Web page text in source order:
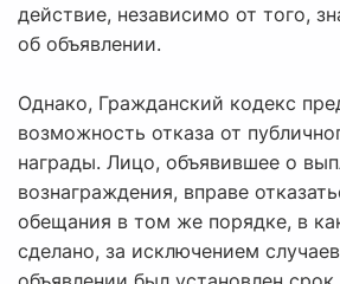
действие, независимо от того,
об объявлении.
Однако, Гражданский кодекс
возможность отказа от
награды. Лицо, объявившее о
вознаграждения, вправе
обещания в том же порядке, в
сделано, за исключением